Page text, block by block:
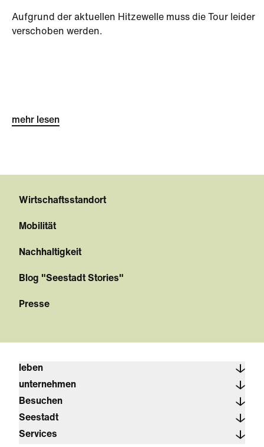
Aufgrund der aktuellen Hitzewelle muss die Tour leider
verschoben werden.
mehr lesen
Wirtschaftsstandort
Mobilität
Nachhaltigkeit
Blog "Seestadt Stories"
Presse
leben
unternehmen
Besuchen
Seestadt
Services